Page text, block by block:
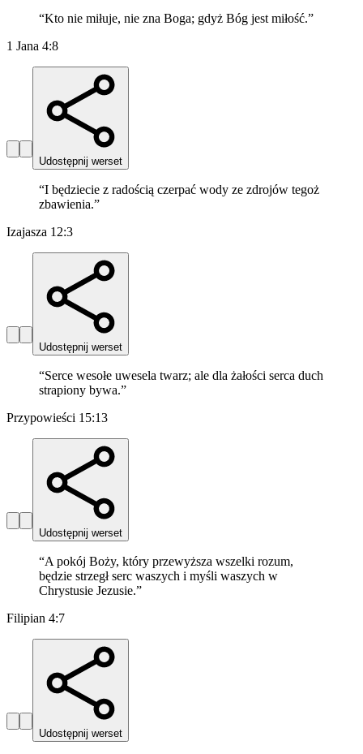
“Kto nie miłuje, nie zna Boga; gdyż Bóg jest miłość.”
1 Jana 4:8
Udostępnij werset
“I będziecie z radością czerpać wody ze zdrojów tegoż
zbawienia.”
Izajasza 12:3
Udostępnij werset
“Serce wesołe uwesela twarz; ale dla żałości serca duch
strapiony bywa.”
Przypowieści 15:13
Udostępnij werset
“A pokój Boży, który przewyższa wszelki rozum,
będzie strzegł serc waszych i myśli waszych w
Chrystusie Jezusie.”
Filipian 4:7
Udostępnij werset